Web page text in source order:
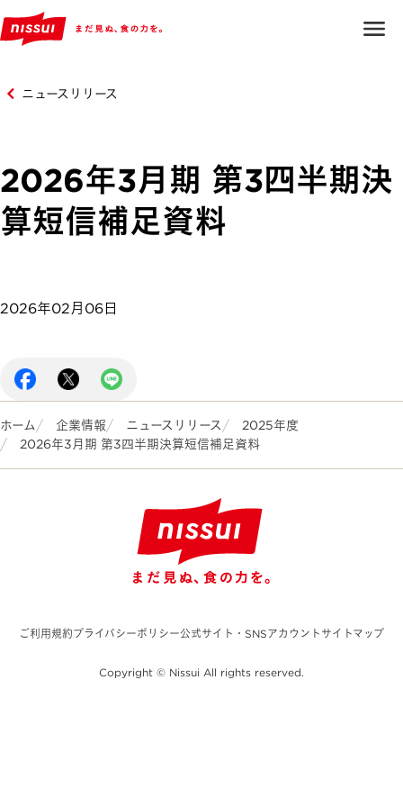
ニュースリリース
2026年3月期 第3四半期決
算短信補足資料
2026年02月06日
ホーム 企業情報 ニュースリリース
2025年度
2026年3月期 第3四半期決算短信補足資料
ご利用規約プライバシーポリシー公式サイト・SNSアカウント サイトマップ
Copyright © Nissui All rights reserved.